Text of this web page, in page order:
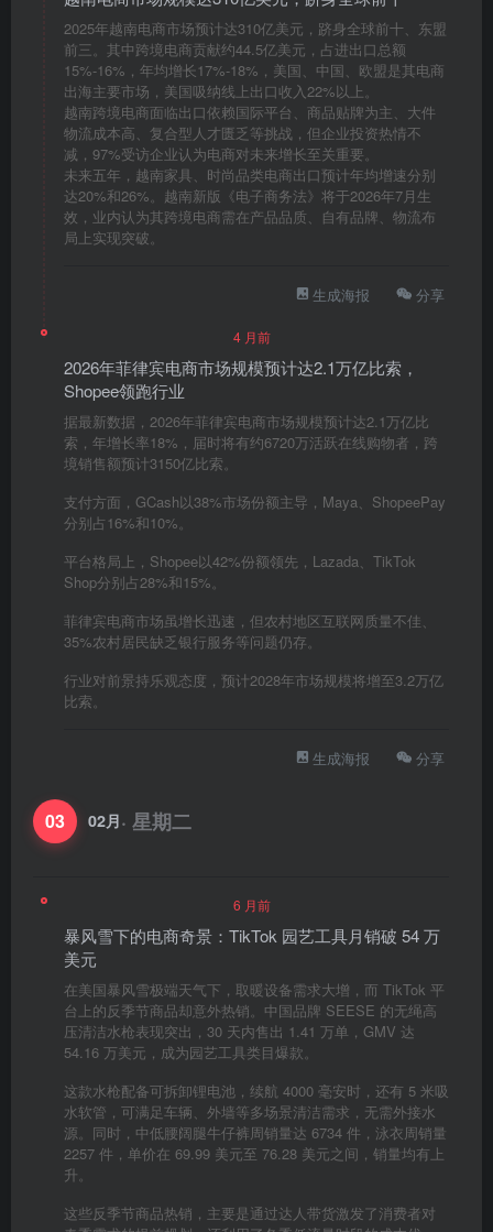
2025年越南电商市场预计达310亿美元，跻身全球前十、东盟
前三。其中跨境电商贡献约44.5亿美元，占进出口总额
15%-16%，年均增长17%-18%，美国、中国、欧盟是其电商
出海主要市场，美国吸纳线上出口收入22%以上。
越南跨境电商面临出口依赖国际平台、商品贴牌为主、大件
物流成本高、复合型人才匮乏等挑战，但企业投资热情不
减，97%受访企业认为电商对未来增长至关重要。
未来五年，越南家具、时尚品类电商出口预计年均增速分别
达20%和26%。越南新版《电子商务法》将于2026年7月生
效，业内认为其跨境电商需在产品品质、自有品牌、物流布
局上实现突破。
生成海报 分享
4 月前
2026年菲律宾电商市场规模预计达2.1万亿比索，
Shopee领跑行业
据最新数据，2026年菲律宾电商市场规模预计达2.1万亿比
索，年增长率18%，届时将有约6720万活跃在线购物者，跨
境销售额预计3150亿比索。
支付方面，GCash以38%市场份额主导，Maya、ShopeePay
分别占16%和10%。
平台格局上，Shopee以42%份额领先，Lazada、TikTok
Shop分别占28%和15%。
菲律宾电商市场虽增长迅速，但农村地区互联网质量不佳、
35%农村居民缺乏银行服务等问题仍存。
行业对前景持乐观态度，预计2028年市场规模将增至3.2万亿
比索。
生成海报 分享
03 02月· 星期二
6 月前
暴风雪下的电商奇景：TikTok 园艺工具月销破 54 万
美元
在美国暴风雪极端天气下，取暖设备需求大增，而 TikTok 平
台上的反季节商品却意外热销。中国品牌 SEESE 的无绳高
压清洁水枪表现突出，30 天内售出 1.41 万单，GMV 达
54.16 万美元，成为园艺工具类目爆款。
这款水枪配备可拆卸锂电池，续航 4000 毫安时，还有 5 米吸
水软管，可满足车辆、外墙等多场景清洁需求，无需外接水
源。同时，中低腰阔腿牛仔裤周销量达 6734 件，泳衣周销量
2257 件，单价在 69.99 美元至 76.28 美元之间，销量均有上
升。
这些反季节商品热销，主要是通过达人带货激发了消费者对